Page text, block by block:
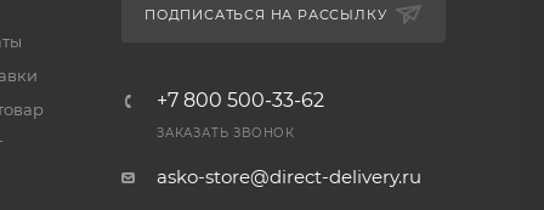
ПОДПИСАТЬСЯ НА РАССЫЛКУ
+7 800 500-33-62
ЗАКАЗАТЬ ЗВОНОК
asko-store@direct-delivery.ru